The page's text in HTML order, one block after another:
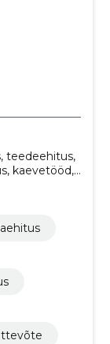
teedeehitus,
kaevetööd,